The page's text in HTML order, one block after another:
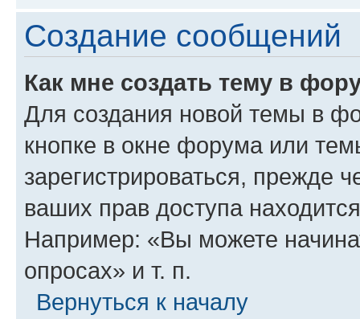
Создание сообщений
Как мне создать тему в
Для создания новой темы в
кнопке в окне форума или
зарегистрироваться, прежде
ваших прав доступа
Например: «Вы можете
опросах» и т. п.
Вернуться к началу